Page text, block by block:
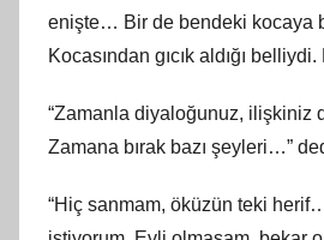
enişte… Bir de bendeki kocaya
Kocasından gıcık aldığı
“Zamanla diyaloğunuz, ilişkiniz
Zamana bırak bazı şeyleri…”
“Hiç sanmam, öküzün teki